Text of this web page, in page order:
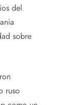
del
sobre
ruso